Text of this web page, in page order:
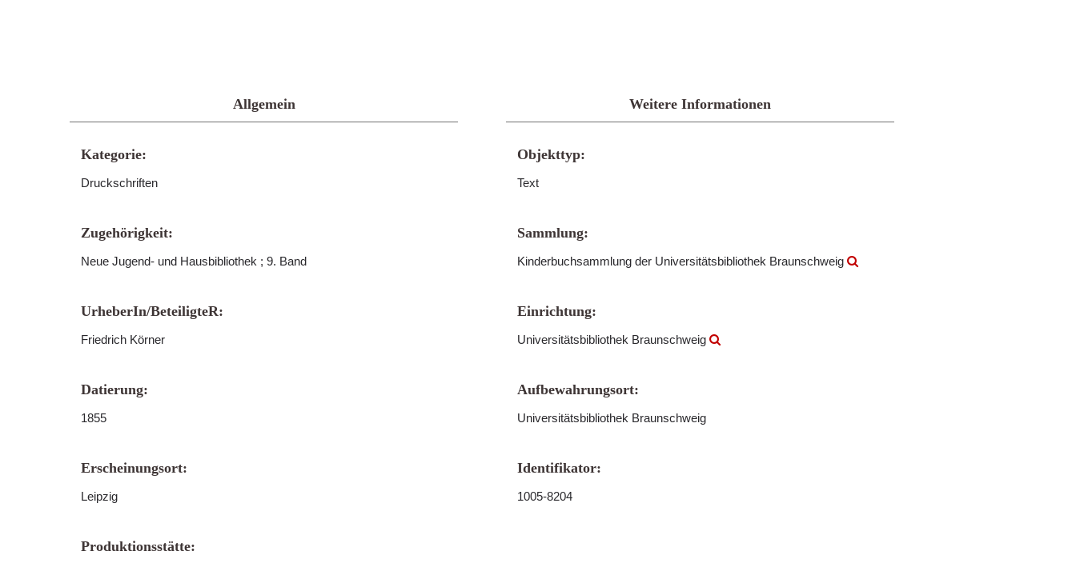
Allgemein
Kategorie:
Druckschriften
Zugehörigkeit:
Neue Jugend- und Hausbibliothek ; 9. Band
UrheberIn/BeteiligteR:
Friedrich Körner
Datierung:
1855
Erscheinungsort:
Leipzig
Produktionsstätte:
Weitere Informationen
Objekttyp:
Text
Sammlung:
Kinderbuchsammlung der Universitätsbibliothek Braunschweig
Einrichtung:
Universitätsbibliothek Braunschweig
Aufbewahrungsort:
Universitätsbibliothek Braunschweig
Identifikator:
1005-8204